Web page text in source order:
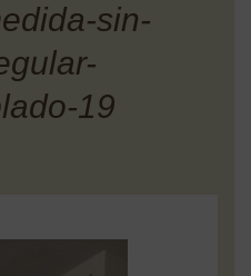
sin-
19